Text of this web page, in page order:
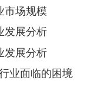
市场规模
发展分析
发展分析
业面临的困境